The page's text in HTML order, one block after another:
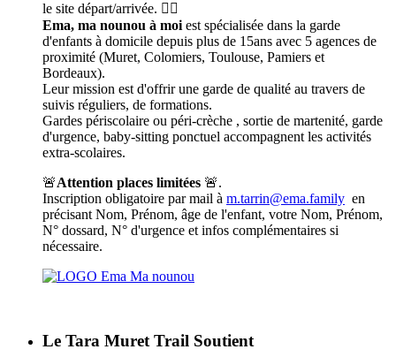
le site départ/arrivée. 🦹‍♀️
Ema, ma nounou à moiest spécialisée dans la garde
d'enfants à domicile depuis plus de 15ans avec 5 agences de
proximité (Muret, Colomiers, Toulouse, Pamiers et
Bordeaux).
Leur mission est d'offrir une garde de qualité au travers de
suivis réguliers, de formations.
Gardes périscolaire ou péri-crèche , sortie de martenité, garde
d'urgence, baby-sitting ponctuel accompagnent les activités
extra-scolaires.
🚨Attention places limitées 🚨.
Inscription obligatoire par mail à m.tarrin@ema.family en
précisant Nom, Prénom, âge de l'enfant, votre Nom, Prénom,
N° dossard, N° d'urgence et infos complémentaires si
nécessaire.
Le Tara Muret Trail Soutient